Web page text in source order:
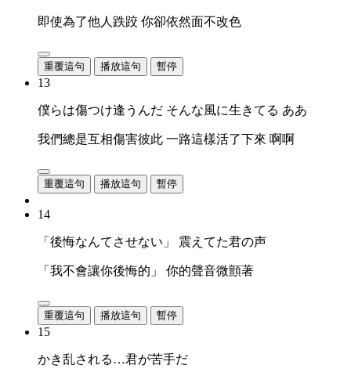
即使為了他人跌跤 你卻依然面不改色
重覆這句 播放這句 暫停
13
僕らは傷つけ逢うんだ そんな風に生きてる ああ
我們總是互相傷害彼此 一路這樣活了下來 啊啊
重覆這句 播放這句 暫停
14
「後悔なんてさせない」 震えてた君の声
「我不會讓你後悔的」 你的聲音微顫著
重覆這句 播放這句 暫停
15
かき乱される…君が苦手だ